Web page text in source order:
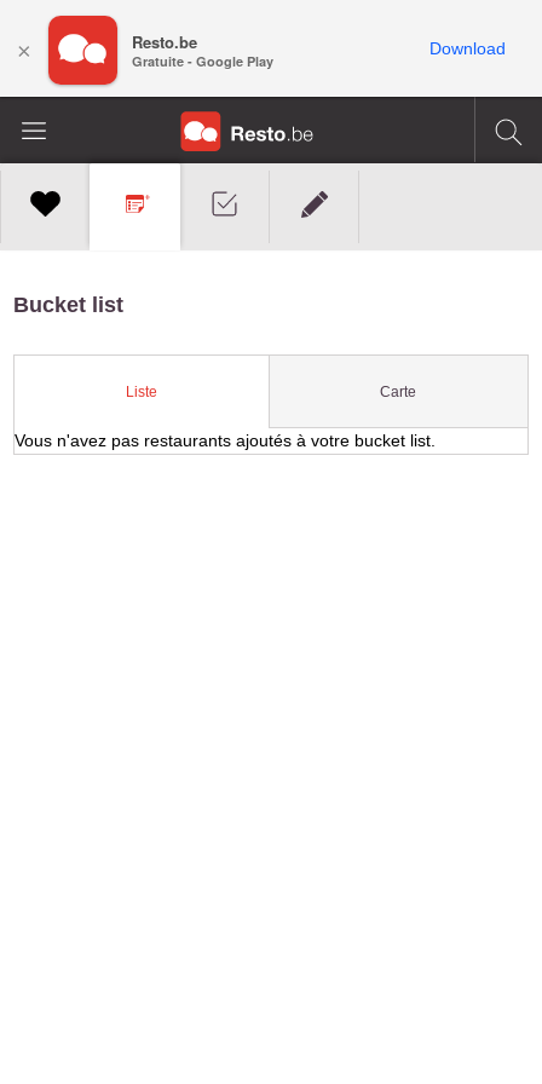
Bucket list
Liste Carte
Vous n'avez pas restaurants ajoutés à votre bucket list.
× Resto.be
Gratuite - Google Play
Download